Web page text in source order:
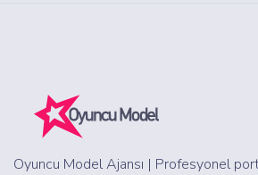
Oyuncu Model Ajansı | Profesyonel